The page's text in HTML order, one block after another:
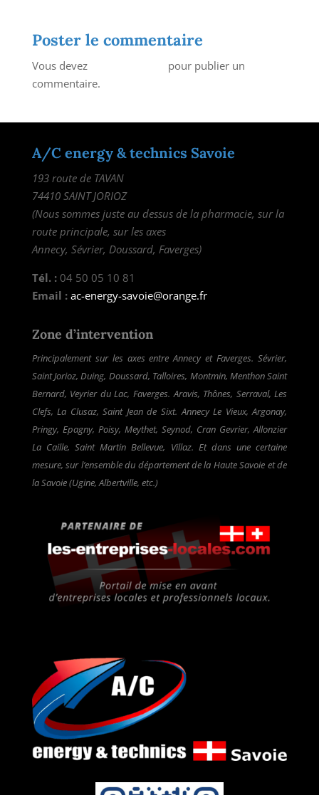
Poster le commentaire
Vous devez
pour publier un
commentaire.
A/C energy & technics Savoie
193 route de TAVAN
74410 SAINT JORIOZ
(Nous sommes juste au dessus de la pharmacie, sur la
route principale, sur les axes
Annecy, Sévrier, Doussard, Faverges)
Tél. : 04 50 05 10 81
Email : ac-energy-savoie@orange.fr
Zone d’intervention
Principalement sur les axes entre Annecy et Faverges. Sévrier,
Saint Jorioz, Duing, Doussard, Talloires, Montmin, Menthon Saint
Bernard, Veyrier du Lac, Faverges. Aravis, Thônes, Serraval, Les
Clefs, La Clusaz, Saint Jean de Sixt. Annecy Le Vieux, Argonay,
Pringy, Epagny, Poisy, Meythet, Seynod, Cran Gevrier, Allonzier
La Caille, Saint Martin Bellevue, Villaz. Et dans une certaine
mesure, sur l’ensemble du département de la Haute Savoie et de
la Savoie (Ugine, Albertville, etc.)